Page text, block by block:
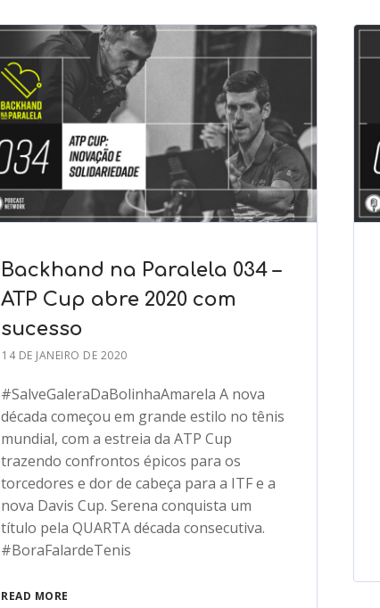
Backhand na Paralela 034 –
ATP Cup abre 2020 com
sucesso
14 DE JANEIRO DE 2020
#SalveGaleraDaBolinhaAmarela A nova
década começou em grande estilo no tênis
mundial, com a estreia da ATP Cup
trazendo confrontos épicos para os
torcedores e dor de cabeça para a ITF e a
nova Davis Cup. Serena conquista um
título pela QUARTA década consecutiva.
#BoraFalardeTenis
READ MORE